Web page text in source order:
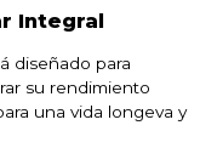
Integral
diseñado para
su rendimiento
una vida longeva y